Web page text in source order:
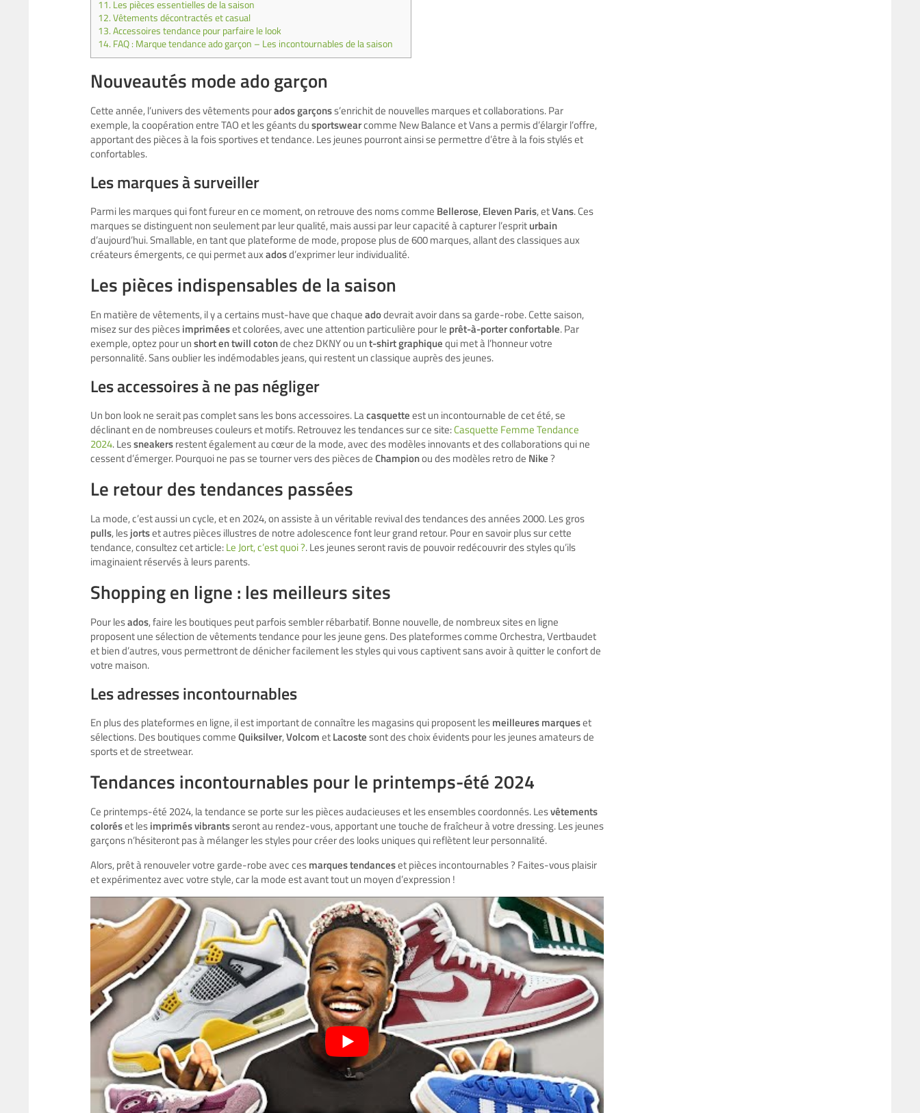
11. Les pièces essentielles de la saison
12.Vêtements décontractés et casual
13.Accessoires tendance pour parfaire le look
14. FAQ : Marque tendance ado garçon – Les incontournables de la saison
Nouveautés mode ado garçon
Cette année, l’univers des vêtements pourados garçonss’enrichit de nouvelles marques et collaborations. Par
exemple, la coopération entre TAO et les géants dusportswearcomme New Balance et Vans a permis d’élargir l’offre,
apportant des pièces à la fois sportives et tendance. Les jeunes pourront ainsi se permettre d’être à la fois stylés et
confortables.
Les marques à surveiller
Parmi les marques qui font fureur en ce moment, on retrouve des noms comme Bellerose,Eleven Paris, etVans. Ces
marques se distinguent non seulement par leur qualité, mais aussi par leur capacité à capturer l’espriturbain
d’aujourd’hui. Smallable, en tant que plateforme de mode, propose plus de 600 marques, allant des classiques aux
créateurs émergents, ce qui permet auxadosd’exprimer leur individualité.
Les pièces indispensables de la saison
En matière de vêtements, il y a certains must-have que chaqueadodevrait avoir dans sa garde-robe. Cette saison,
misez sur des piècesimpriméeset colorées, avec une attention particulière pour le prêt-à-porter confortable. Par
exemple, optez pour unshort en twill cotonde chez DKNY ou unt-shirt graphiquequi met à l’honneur votre
personnalité. Sans oublier les indémodables jeans, qui restent un classique auprès des jeunes.
Les accessoires à ne pas négliger
Un bon look ne serait pas complet sans les bons accessoires. Lacasquetteest un incontournable de cet été, se
déclinant en de nombreuses couleurs et motifs. Retrouvez les tendances sur ce site:Casquette Femme Tendance
2024. Lessneakersrestent également au cœur de la mode, avec des modèles innovants et des collaborations qui ne
cessent d’émerger. Pourquoi ne pas se tourner vers des pièces deChampionou des modèles retro de Nike?
Le retour des tendances passées
La mode, c’est aussi un cycle, et en 2024, on assiste à un véritable revival des tendances des années 2000. Les gros
pulls, lesjortset autres pièces illustres de notre adolescence font leur grand retour. Pour en savoir plus sur cette
tendance, consultez cet article:Le Jort, c’est quoi ?. Les jeunes seront ravis de pouvoir redécouvrir des styles qu’ils
imaginaient réservés à leurs parents.
Shopping en ligne : les meilleurs sites
Pour lesados, faire les boutiques peut parfois sembler rébarbatif. Bonne nouvelle, de nombreux sites en ligne
proposent une sélection de vêtements tendance pour les jeune gens. Des plateformes comme Orchestra, Vertbaudet
et bien d’autres, vous permettront de dénicher facilement les styles qui vous captivent sans avoir à quitter le confort de
votre maison.
Les adresses incontournables
En plus des plateformes en ligne, il est important de connaître les magasins qui proposent lesmeilleures marqueset
sélections. Des boutiques commeQuiksilver,VolcometLacostesont des choix évidents pour les jeunes amateurs de
sports et de streetwear.
Tendances incontournables pour le printemps-été 2024
Ce printemps-été 2024, la tendance se porte sur les pièces audacieuses et les ensembles coordonnés. Lesvêtements
coloréset lesimprimés vibrantsseront au rendez-vous, apportant une touche de fraîcheur à votre dressing. Les jeunes
garçons n’hésiteront pas à mélanger les styles pour créer des looks uniques qui reflètent leur personnalité.
Alors, prêt à renouveler votre garde-robe avec cesmarques tendanceset pièces incontournables ? Faites-vous plaisir
et expérimentez avec votre style, car la mode est avant tout un moyen d’expression !